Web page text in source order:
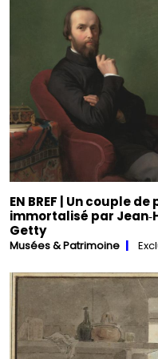
EN BREF | Un couple
immortalisé par
Getty
Musées & Patrimoine